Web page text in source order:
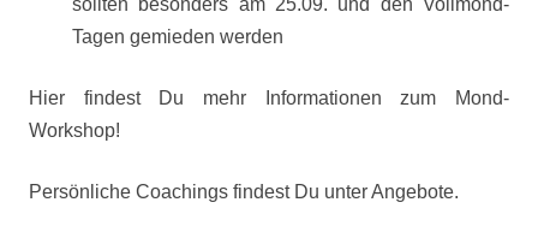
sollten besonders am 25.09. und den Vollmond-
Tagen gemieden werden
Hier findest Du mehr Informationen zum Mond-
Workshop!
Persönliche Coachings findest Du unter Angebote.